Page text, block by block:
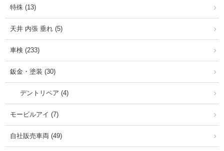
特殊 (13)
天井 内張 垂れ (5)
車検 (233)
鈑金・塗装 (30)
デントリペア (4)
モービルアイ (7)
自社販売車両 (49)